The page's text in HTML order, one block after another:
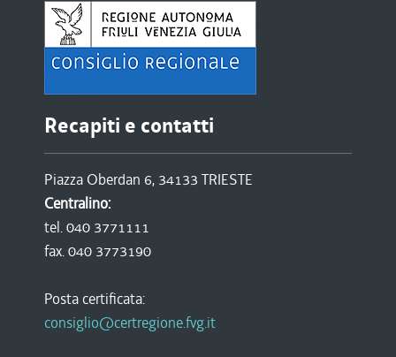
Recapiti e contatti
Piazza Oberdan 6, 34133 TRIESTE
Centralino:
tel. 040 3771111
fax. 040 3773190
Posta certificata:
consiglio@certregione.fvg.it